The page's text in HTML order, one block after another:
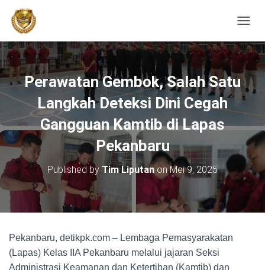
Perawatan Gembok, Salah Satu
Langkah Deteksi Dini Cegah
Gangguan Kamtib di Lapas
Pekanbaru
Published by Tim Liputan onMei 9, 2025
Pekanbaru, detikpk.com – Lembaga Pemasyarakatan
(Lapas) Kelas IIA Pekanbaru melalui jajaran Seksi
Administrasi Keamanan dan Ketertiban (Kamtib) dan